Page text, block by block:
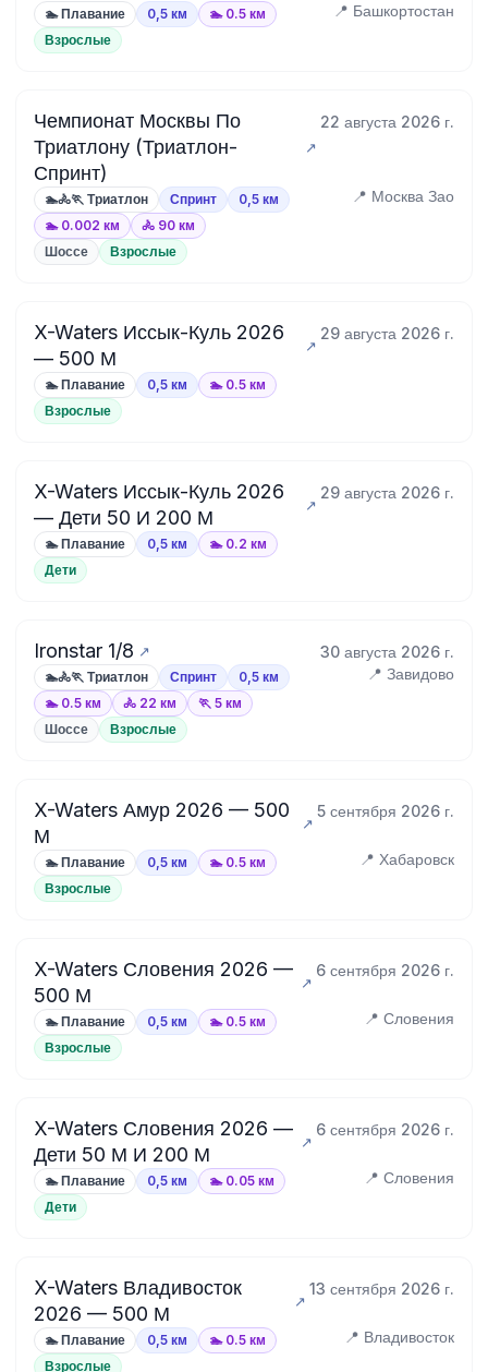
🏊 Плавание 0,5 км 🏊 0.5 км 📍 Башкортостан
Взрослые
Чемпионат Москвы По
Триатлону (Триатлон-
Спринт)
22 августа 2026 г.
🏊🚴🏃 Триатлон Спринт
0,5 км
🏊 0.002 км
🚴 90 км
📍 Москва Зао
Шоссе Взрослые
X-Waters Иссык-Куль 2026
— 500 М
29 августа 2026 г.
🏊 Плавание 0,5 км
🏊 0.5 км
Взрослые
X-Waters Иссык-Куль 2026
— Дети 50 И 200 М
29 августа 2026 г.
🏊 Плавание 0,5 км
🏊 0.2 км
Дети
Ironstar 1/8 30 августа 2026 г.
🏊🚴🏃 Триатлон Спринт
0,5 км
🏊 0.5 км
🚴 22 км 🏃 5 км
📍 Завидово
Шоссе Взрослые
X-Waters Амур 2026 — 500
М
5 сентября 2026 г.
🏊 Плавание 0,5 км 🏊 0.5 км 📍 Хабаровск
Взрослые
X-Waters Словения 2026 —
500 М
6 сентября 2026 г.
🏊 Плавание 0,5 км 🏊 0.5 км 📍 Словения
Взрослые
X-Waters Словения 2026 —
Дети 50 М И 200 М
6 сентября 2026 г.
🏊 Плавание 0,5 км 🏊 0.05 км 📍 Словения
Дети
X-Waters Владивосток
2026 — 500 М
13 сентября 2026 г.
🏊 Плавание 0,5 км 🏊 0.5 км 📍 Владивосток
Взрослые